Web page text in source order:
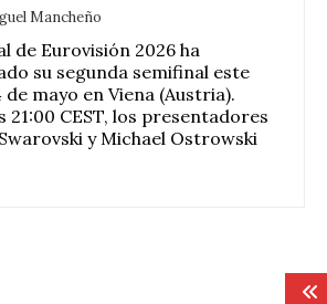
Mancheño
de Eurovisión 2026 ha
su segunda semifinal este
de mayo en Viena (Austria).
21:00 CEST, los presentadores
y Michael Ostrowski